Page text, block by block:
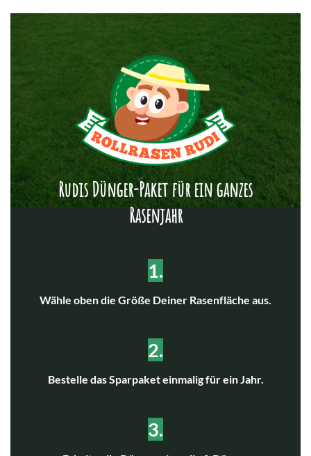
Rudis Dünger-Paket für ein ganzes
Rasenjahr
1.
Wähle oben die Größe Deiner Rasenfläche aus.
2.
Bestelle das Sparpaket einmalig für ein Jahr.
3.